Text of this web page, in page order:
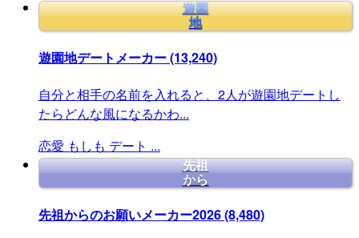
遊園
地
遊園地デートメーカー(13,240)
自分と相手の名前を入れると、2人が遊園地デートし
たらどんな風になるかわ...
恋愛 もしも デート ...
先祖
から
先祖からのお願いメーカー2026(8,480)